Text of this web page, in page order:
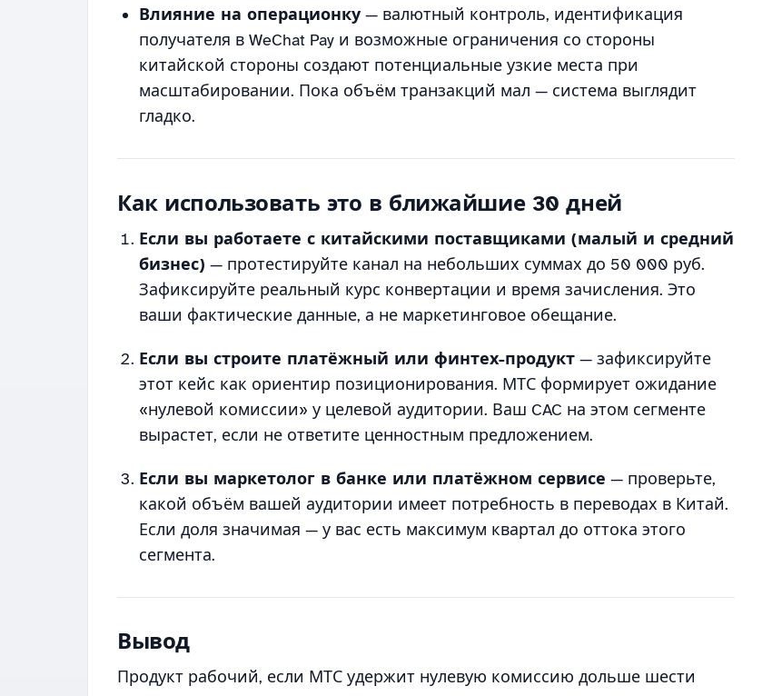
Влияние на операционку — валютный контроль, идентификация
получателя в WeChat Pay и возможные ограничения со стороны
китайской стороны создают потенциальные узкие места при
масштабировании. Пока объём транзакций мал — система выглядит
гладко.
Как использовать это в ближайшие 30 дней
Если вы работаете с китайскими поставщиками (малый и средний
бизнес) — протестируйте канал на небольших суммах до 50 000 руб.
Зафиксируйте реальный курс конвертации и время зачисления. Это
ваши фактические данные, а не маркетинговое обещание.
Если вы строите платёжный или финтех-продукт — зафиксируйте
этот кейс как ориентир позиционирования. МТС формирует ожидание
«нулевой комиссии» у целевой аудитории. Ваш CAC на этом сегменте
вырастет, если не ответите ценностным предложением.
Если вы маркетолог в банке или платёжном сервисе — проверьте,
какой объём вашей аудитории имеет потребность в переводах в Китай.
Если доля значимая — у вас есть максимум квартал до оттока этого
сегмента.
Вывод
Продукт рабочий, если МТС удержит нулевую комиссию дольше шести